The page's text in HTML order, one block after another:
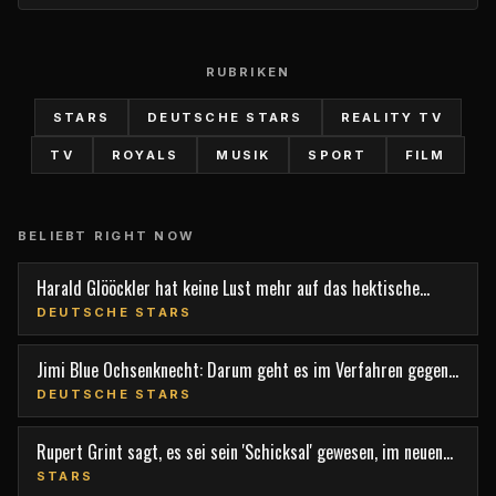
RUBRIKEN
STARS DEUTSCHE STARS REALITY TV
TV ROYALS MUSIK SPORT FILM
BELIEBT RIGHT NOW
Harald Glööckler hat keine Lust mehr auf das hektische
Berlin
DEUTSCHE STARS
Jimi Blue Ochsenknecht: Darum geht es im Verfahren gegen
den TV-Star
DEUTSCHE STARS
Rupert Grint sagt, es sei sein 'Schicksal' gewesen, im neuen
Film 'Nightborn' mitzuspielen
STARS